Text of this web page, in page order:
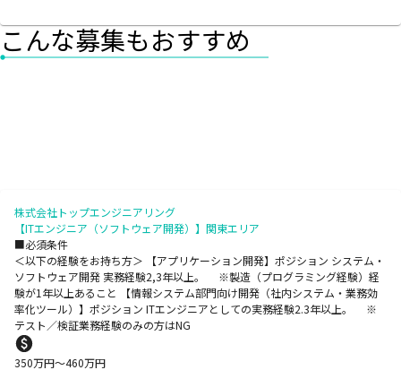
こんな募集もおすすめ
株式会社トップエンジニアリング
【ITエンジニア（ソフトウェア開発）】関東エリア
■必須条件
＜以下の経験をお持ち方＞ 【アプリケーション開発】ポジション システム・
ソフトウェア開発 実務経験2,3年以上。 ※製造（プログラミング経験）経
験が1年以上あること 【情報システム部門向け開発（社内システム・業務効
率化ツール）】ポジション ITエンジニアとしての実務経験2.3年以上。 ※
テスト／検証業務経験のみの方はNG
350万円〜460万円